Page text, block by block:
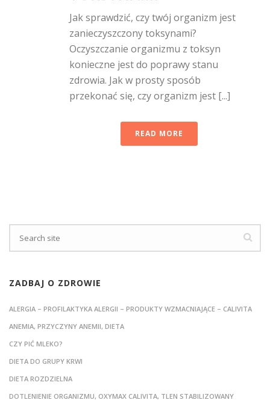
Jak sprawdzić, czy twój organizm jest
zanieczyszczony toksynami?
Oczyszczanie organizmu z toksyn
konieczne jest do poprawy stanu
zdrowia. Jak w prosty sposób
przekonać się, czy organizm jest [...]
READ MORE
ZADBAJ O ZDROWIE
ALERGIA – PROFILAKTYKA ALERGII – PRODUKTY WZMACNIAJĄCE – CALIVITA
ANEMIA, PRZYCZYNY ANEMII, DIETA
CZY PIĆ MLEKO?
DIETA DO GRUPY KRWI
DIETA ROZDZIELNA
DOTLENIENIE ORGANIZMU, OXYMAX CALIVITA, TLEN STABILIZOWANY